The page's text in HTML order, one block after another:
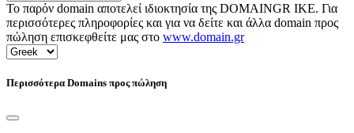
Το παρόν domain αποτελεί ιδιοκτησία της DOMAINGR ΙΚΕ. Για
περισσότερες πληροφορίες και για να δείτε και άλλα domain προς
πώληση επισκεφθείτε μας στο www.domain.gr
Περισσότερα Domains προς πώληση